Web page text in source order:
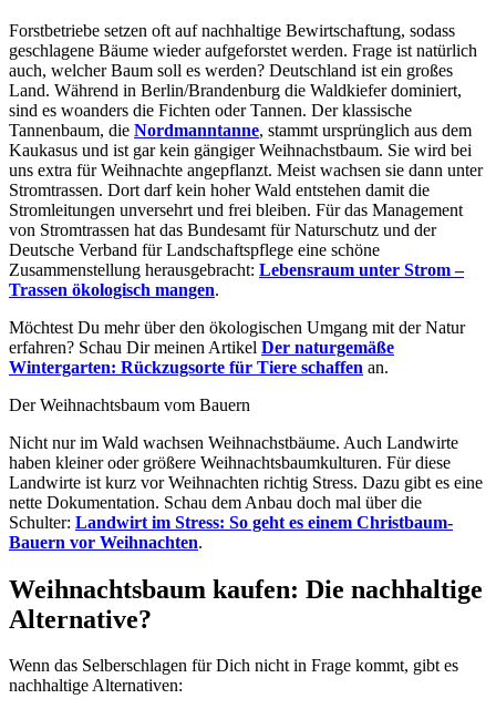
Forstbetriebe setzen oft auf nachhaltige Bewirtschaftung, sodass
geschlagene Bäume wieder aufgeforstet werden. Frage ist natürlich
auch, welcher Baum soll es werden? Deutschland ist ein großes
Land. Während in Berlin/Brandenburg die Waldkiefer dominiert,
sind es woanders die Fichten oder Tannen. Der klassische
Tannenbaum, die Nordmanntanne, stammt ursprünglich aus dem
Kaukasus und ist gar kein gängiger Weihnachstbaum. Sie wird bei
uns extra für Weihnachte angepflanzt. Meist wachsen sie dann unter
Stromtrassen. Dort darf kein hoher Wald entstehen damit die
Stromleitungen unversehrt und frei bleiben. Für das Management
von Stromtrassen hat das Bundesamt für Naturschutz und der
Deutsche Verband für Landschaftspflege eine schöne
Zusammenstellung herausgebracht: Lebensraum unter Strom –
Trassen ökologisch mangen.
Möchtest Du mehr über den ökologischen Umgang mit der Natur
erfahren? Schau Dir meinen Artikel Der naturgemäße
Wintergarten: Rückzugsorte für Tiere schaffen an.
Der Weihnachtsbaum vom Bauern
Nicht nur im Wald wachsen Weihnachstbäume. Auch Landwirte
haben kleiner oder größere Weihnachtsbaumkulturen. Für diese
Landwirte ist kurz vor Weihnachten richtig Stress. Dazu gibt es eine
nette Dokumentation. Schau dem Anbau doch mal über die
Schulter: Landwirt im Stress: So geht es einem Christbaum-
Bauern vor Weihnachten.
Weihnachtsbaum kaufen: Die nachhaltige
Alternative?
Wenn das Selberschlagen für Dich nicht in Frage kommt, gibt es
nachhaltige Alternativen: